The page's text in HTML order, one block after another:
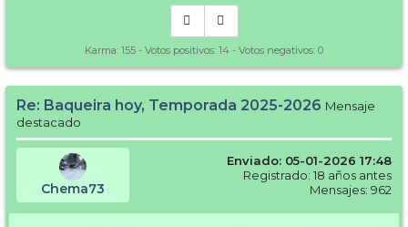
Karma: 155 - Votos positivos: 14 - Votos negativos: 0
Re: Baqueira hoy, Temporada 2025-2026 Mensaje
destacado
Chema73
Enviado: 05-01-2026 17:48
Registrado: 18 años antes
Mensajes: 962